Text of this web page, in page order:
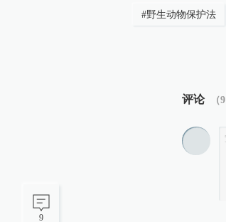
9
#野生动物保护法
评论 （9